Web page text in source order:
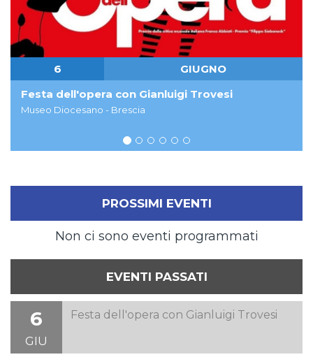
6
GIUGNO
Festa dell'opera con Gianluigi Trovesi
Museo Diocesano - Brescia
PROSSIMI EVENTI
Non ci sono eventi programmati
EVENTI PASSATI
6
GIU
Festa dell'opera con Gianluigi Trovesi